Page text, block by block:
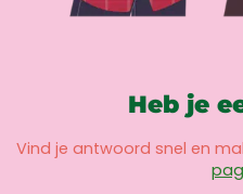
Heb je
Vind je antwoord snel en